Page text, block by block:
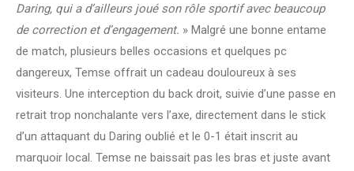
Daring, qui a d’ailleurs joué son rôle sportif avec beaucoup
de correction et d’engagement. » Malgré une bonne entame
de match, plusieurs belles occasions et quelques pc
dangereux, Temse offrait un cadeau douloureux à ses
visiteurs. Une interception du back droit, suivie d’une passe en
retrait trop nonchalante vers l’axe, directement dans le stick
d’un attaquant du Daring oublié et le 0-1 était inscrit au
marquoir local. Temse ne baissait pas les bras et juste avant